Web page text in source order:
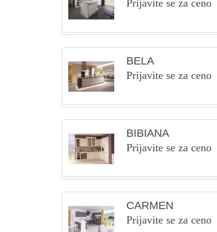
Prijavite se za ceno
BELA
Prijavite se za ceno
BIBIANA
Prijavite se za ceno
CARMEN
Prijavite se za ceno